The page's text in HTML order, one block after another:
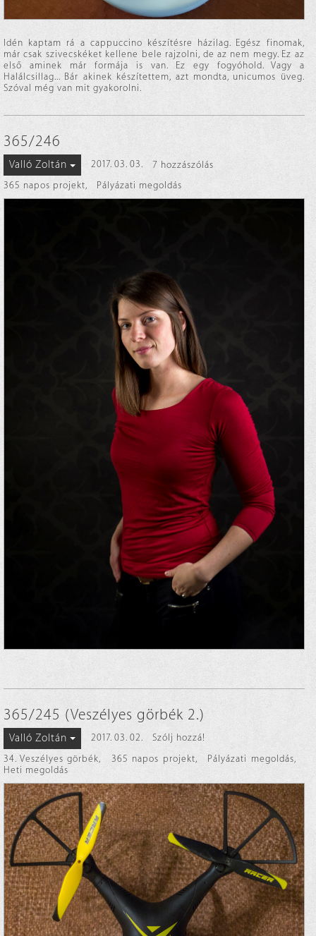
Idén kaptam rá a cappuccino készítésre házilag. Egész finomak,
már csak szivecskéket kellene bele rajzolni, de az nem megy. Ez az
első aminek már formája is van. Ez egy fogyóhold. Vagy a
Halálcsillag... Bár akinek készítettem, azt mondta, unicumos üveg.
Szóval még van mit gyakorolni.
365/246
Valló Zoltán 2017. 03. 03.
7 hozzászólás
365 napos projekt, Pályázati megoldás
365/245 (Veszélyes görbék 2.)
Valló Zoltán 2017. 03. 02.
Szólj hozzá!
34. Veszélyes görbék, 365 napos projekt, Pályázati megoldás,
Heti megoldás